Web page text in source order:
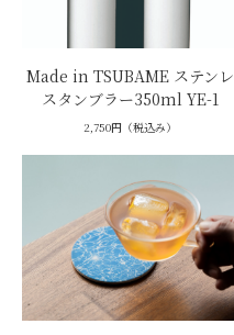
Made in TSUBAME ステンレ
スタンブラー350ml YE-1
2,750円（税込み）